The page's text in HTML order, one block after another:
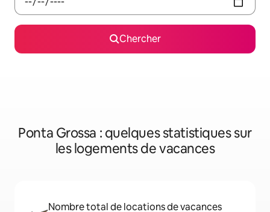
Chercher
Ponta Grossa : quelques statistiques sur
les logements de vacances
Nombre total de locations de vacances